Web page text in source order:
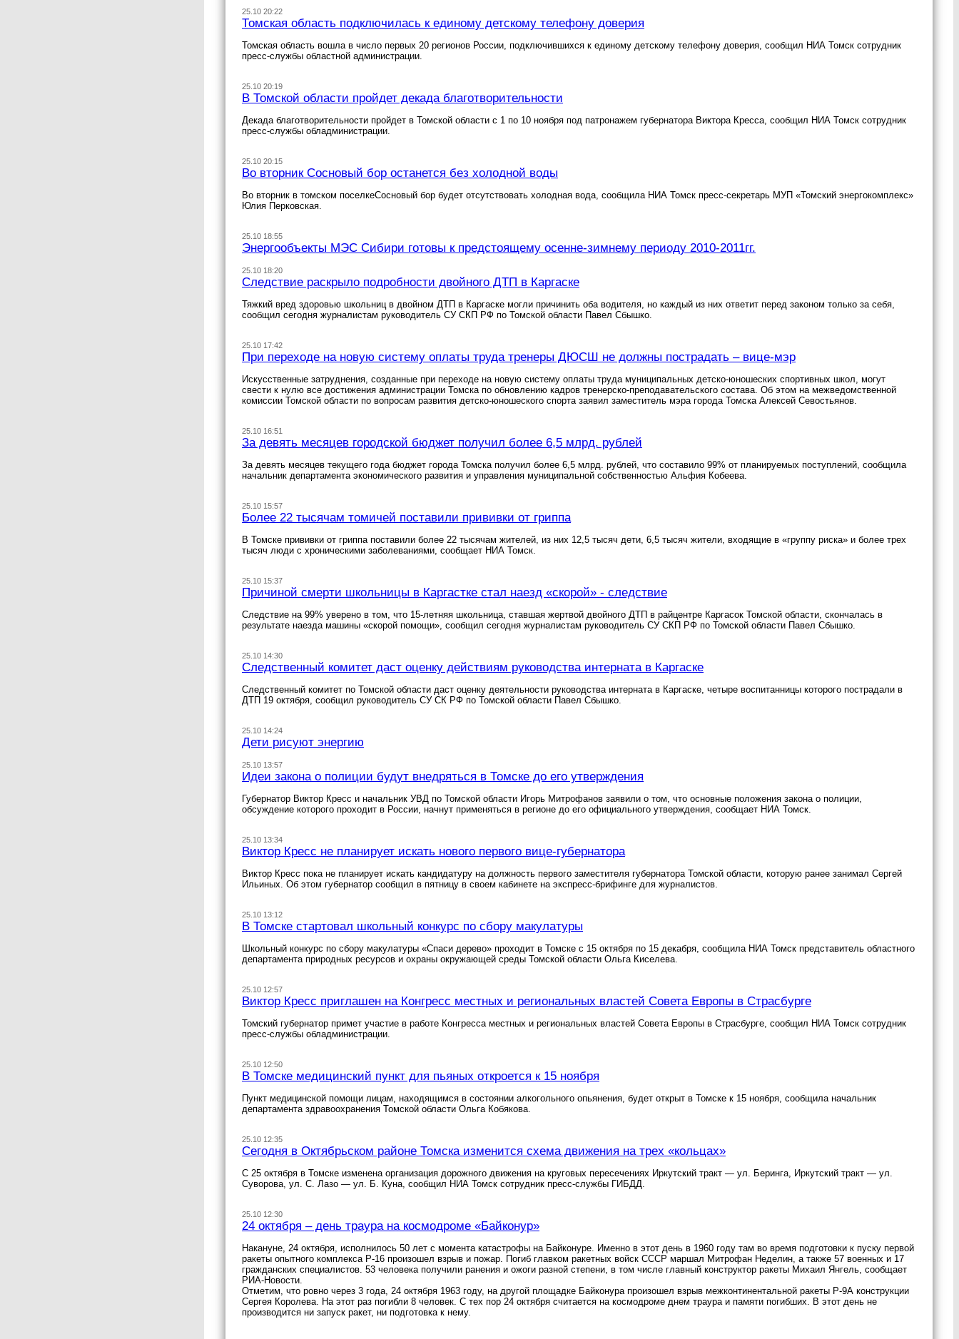
25.10 20:22
Томская область подключилась к единому детскому телефону доверия
Томская область вошла в число первых 20 регионов России, подключившихся к единому детскому телефону доверия, сообщил НИА Томск сотрудник
пресс-службы областной администрации.
25.10 20:19
В Томской области пройдет декада благотворительности
Декада благотворительности пройдет в Томской области с 1 по 10 ноября под патронажем губернатора Виктора Кресса, сообщил НИА Томск сотрудник
пресс-службы обладминистрации.
25.10 20:15
Во вторник Сосновый бор останется без холодной воды
Во вторник в томском поселкеСосновый бор будет отсутствовать холодная вода, сообщила НИА Томск пресс-секретарь МУП «Томский энергокомплекс»
Юлия Перковская.
25.10 18:55
Энергообъекты МЭС Сибири готовы к предстоящему осенне-зимнему периоду 2010-2011гг.
25.10 18:20
Следствие раскрыло подробности двойного ДТП в Каргаске
Тяжкий вред здоровью школьниц в двойном ДТП в Каргаске могли причинить оба водителя, но каждый из них ответит перед законом только за себя,
сообщил сегодня журналистам руководитель СУ СКП РФ по Томской области Павел Сбышко.
25.10 17:42
При переходе на новую систему оплаты труда тренеры ДЮСШ не должны пострадать – вице-мэр
Искусственные затруднения, созданные при переходе на новую систему оплаты труда муниципальных детско-юношеских спортивных школ, могут
свести к нулю все достижения администрации Томска по обновлению кадров тренерско-преподавательского состава. Об этом на межведомственной
комиссии Томской области по вопросам развития детско-юношеского спорта заявил заместитель мэра города Томска Алексей Севостьянов.
25.10 16:51
За девять месяцев городской бюджет получил более 6,5 млрд. рублей
За девять месяцев текущего года бюджет города Томска получил более 6,5 млрд. рублей, что составило 99% от планируемых поступлений, сообщила
начальник департамента экономического развития и управления муниципальной собственностью Альфия Кобеева.
25.10 15:57
Более 22 тысячам томичей поставили прививки от гриппа
В Томске прививки от гриппа поставили более 22 тысячам жителей, из них 12,5 тысяч дети, 6,5 тысяч жители, входящие в «группу риска» и более трех
тысяч люди с хроническими заболеваниями, сообщает НИА Томск.
25.10 15:37
Причиной смерти школьницы в Каргастке стал наезд «скорой» - следствие
Следствие на 99% уверено в том, что 15-летняя школьница, ставшая жертвой двойного ДТП в райцентре Каргасок Томской области, скончалась в
результате наезда машины «скорой помощи», сообщил сегодня журналистам руководитель СУ СКП РФ по Томской области Павел Сбышко.
25.10 14:30
Следственный комитет даст оценку действиям руководства интерната в Каргаске
Следственный комитет по Томской области даст оценку деятельности руководства интерната в Каргаске, четыре воспитанницы которого пострадали в
ДТП 19 октября, сообщил руководитель СУ СК РФ по Томской области Павел Сбышко.
25.10 14:24
Дети рисуют энергию
25.10 13:57
Идеи закона о полиции будут внедряться в Томске до его утверждения
Губернатор Виктор Кресс и начальник УВД по Томской области Игорь Митрофанов заявили о том, что основные положения закона о полиции,
обсуждение которого проходит в России, начнут применяться в регионе до его официального утверждения, сообщает НИА Томск.
25.10 13:34
Виктор Кресс не планирует искать нового первого вице-губернатора
Виктор Кресс пока не планирует искать кандидатуру на должность первого заместителя губернатора Томской области, которую ранее занимал Сергей
Ильиных. Об этом губернатор сообщил в пятницу в своем кабинете на экспресс-брифинге для журналистов.
25.10 13:12
В Томске стартовал школьный конкурс по сбору макулатуры
Школьный конкурс по сбору макулатуры «Спаси дерево» проходит в Томске с 15 октября по 15 декабря, сообщила НИА Томск представитель областного
департамента природных ресурсов и охраны окружающей среды Томской области Ольга Киселева.
25.10 12:57
Виктор Кресс приглашен на Конгресс местных и региональных властей Совета Европы в Страсбурге
Томский губернатор примет участие в работе Конгресса местных и региональных властей Совета Европы в Страсбурге, сообщил НИА Томск сотрудник
пресс-службы обладминистрации.
25.10 12:50
В Томске медицинский пункт для пьяных откроется к 15 ноября
Пункт медицинской помощи лицам, находящимся в состоянии алкогольного опьянения, будет открыт в Томске к 15 ноября, сообщила начальник
департамента здравоохранения Томской области Ольга Кобякова.
25.10 12:35
Сегодня в Октябрьском районе Томска изменится схема движения на трех «кольцах»
С 25 октября в Томске изменена организация дорожного движения на круговых пересечениях Иркутский тракт — ул. Беринга, Иркутский тракт — ул.
Суворова, ул. С. Лазо — ул. Б. Куна, сообщил НИА Томск сотрудник пресс-службы ГИБДД.
25.10 12:30
24 октября – день траура на космодроме «Байконур»
Накануне, 24 октября, исполнилось 50 лет с момента катастрофы на Байконуре. Именно в этот день в 1960 году там во время подготовки к пуску первой
ракеты опытного комплекса Р-16 произошел взрыв и пожар. Погиб главком ракетных войск СССР маршал Митрофан Неделин, а также 57 военных и 17
гражданских специалистов. 53 человека получили ранения и ожоги разной степени, в том числе главный конструктор ракеты Михаил Янгель, сообщает
РИА-Новости.
Отметим, что ровно через 3 года, 24 октября 1963 году, на другой площадке Байконура произошел взрыв межконтинентальной ракеты Р-9А конструкции
Сергея Королева. На этот раз погибли 8 человек. С тех пор 24 октября считается на космодроме днем траура и памяти погибших. В этот день не
производится ни запуск ракет, ни подготовка к нему.